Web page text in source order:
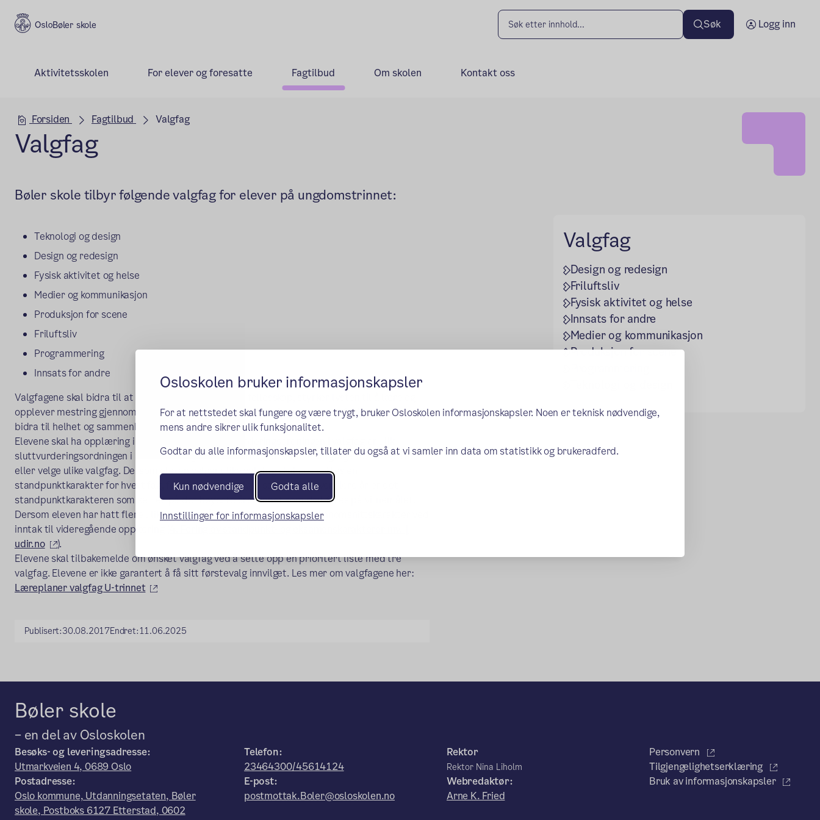
Osloskolen bruker informasjonskapsler
For at nettstedet skal fungere og være trygt, bruker Osloskolen informasjonskapsler. Noen er teknisk nødvendige,
mens andre sikrer ulik funksjonalitet.
Godtar du alle informasjonskapsler, tillater du også at vi samler inn data om statistikk og brukeradferd.
Kun nødvendige Godta alle
Innstillinger for informasjonskapsler
Bøler skole Søk Logg inn
Aktivitetsskolen For elever og foresatte Fagtilbud Om skolen Kontakt oss
Hovedseksjon
Forsiden Fagtilbud Valgfag
Valgfag
Bøler skole tilbyr følgende valgfag for elever på ungdomstrinnet:
Teknologi og design
Design og redesign
Fysisk aktivitet og helse
Medier og kommunikasjon
Produksjon for scene
Friluftsliv
Programmering
Innsats for andre
Valgfagene skal bidra til at elevene, hver for seg og i fellesskap, styrker lysten til å lære og
opplever mestring gjennom praktisk og variert arbeid. Valgfagene er tverrfaglige og skal
bidra til helhet og sammenheng i opplæringen.
Elevene skal ha opplæring i valgfag hvert år. Sluttvurderingsordningen i valgfag er ulik
sluttvurderingsordningen i alle andre fag. Eleven kan ha det samme valgfaget over flere år
eller velge ulike valgfag. Dersom eleven velger ulike valgfag skal det settes en
standpunktkarakter for hvert fag, for elever som velger samme fag over flere år er det
standpunktkarakteren som settes på det høyeste årstrinnet som skal føres på vitnemålet.
Dersom eleven har hatt flere ulike valgfag så skal det beregnes en gjennomsnittskarakter ved
inntak til videregående opplæring (
udir.no
(ekstern lenke)
).
Elevene skal tilbakemelde om ønsket valgfag ved å sette opp en prioritert liste med tre
valgfag. Elevene er ikke garantert å få sitt førstevalg innvilget. Les mer om valgfagene her:
Læreplaner valgfag U-trinnet
(ekstern lenke)
Publisert:30.08.2017Endret:11.06.2025
Valgfag
Design og redesign
Friluftsliv
Fysisk aktivitet og helse
Innsats for andre
Medier og kommunikasjon
Produksjon for scene
Bøler skole
– en del av Osloskolen
Besøks- og leveringsadresse:
Utmarkveien 4, 0689 Oslo
Postadresse:
Oslo kommune, Utdanningsetaten, Bøler
skole, Postboks 6127 Etterstad, 0602
Telefon:
23464300/45614124
E-post:
postmottak.Boler@osloskolen.no
Rektor
Rektor Nina Liholm
Webredaktør:
Arne K. Fried
Personvern
Tilgjengelighetserklæring
Bruk av informasjonskapsler